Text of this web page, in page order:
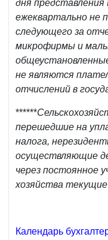
дня
ежеквартально не
следующего за
микрофирмы и
не являются
отчислений в
******
перешедшие на
налога,
осуществляющие
через постоянное
хозяйства
Календарь